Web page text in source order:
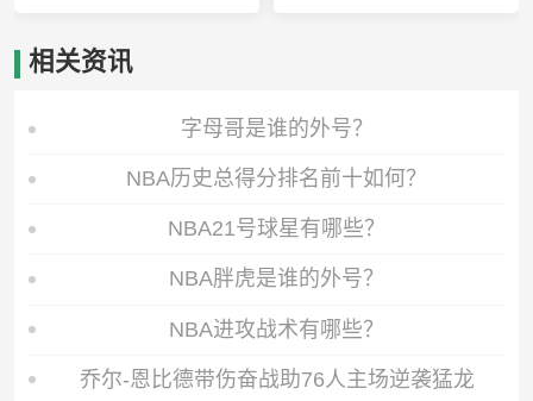
相关资讯
字母哥是谁的外号？
NBA历史总得分排名前十如何？
NBA21号球星有哪些？
NBA胖虎是谁的外号？
NBA进攻战术有哪些？
乔尔-恩比德带伤奋战助76人主场逆袭猛龙